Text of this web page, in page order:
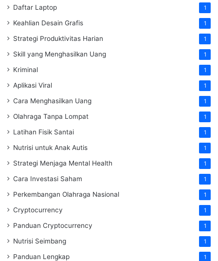
Daftar Laptop 1
Keahlian Desain Grafis 1
Strategi Produktivitas Harian 1
Skill yang Menghasilkan Uang 1
Kriminal 1
Aplikasi Viral 1
Cara Menghasilkan Uang 1
Olahraga Tanpa Lompat 1
Latihan Fisik Santai 1
Nutrisi untuk Anak Autis 1
Strategi Menjaga Mental Health 1
Cara Investasi Saham 1
Perkembangan Olahraga Nasional 1
Cryptocurrency 1
Panduan Cryptocurrency 1
Nutrisi Seimbang 1
Panduan Lengkap 1